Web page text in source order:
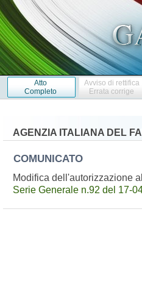
Atto
Completo
Avviso di rettifica
Errata corrige
AGENZIA ITALIANA DEL
COMUNICATO
Modifica dell'autorizzazione
Serie Generale n.92 del 17-